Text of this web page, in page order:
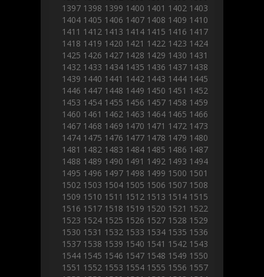
1397 1398 1399 1400 1401 1402 1403
1404 1405 1406 1407 1408 1409 1410
1411 1412 1413 1414 1415 1416 1417
1418 1419 1420 1421 1422 1423 1424
1425 1426 1427 1428 1429 1430 1431
1432 1433 1434 1435 1436 1437 1438
1439 1440 1441 1442 1443 1444 1445
1446 1447 1448 1449 1450 1451 1452
1453 1454 1455 1456 1457 1458 1459
1460 1461 1462 1463 1464 1465 1466
1467 1468 1469 1470 1471 1472 1473
1474 1475 1476 1477 1478 1479 1480
1481 1482 1483 1484 1485 1486 1487
1488 1489 1490 1491 1492 1493 1494
1495 1496 1497 1498 1499 1500 1501
1502 1503 1504 1505 1506 1507 1508
1509 1510 1511 1512 1513 1514 1515
1516 1517 1518 1519 1520 1521 1522
1523 1524 1525 1526 1527 1528 1529
1530 1531 1532 1533 1534 1535 1536
1537 1538 1539 1540 1541 1542 1543
1544 1545 1546 1547 1548 1549 1550
1551 1552 1553 1554 1555 1556 1557